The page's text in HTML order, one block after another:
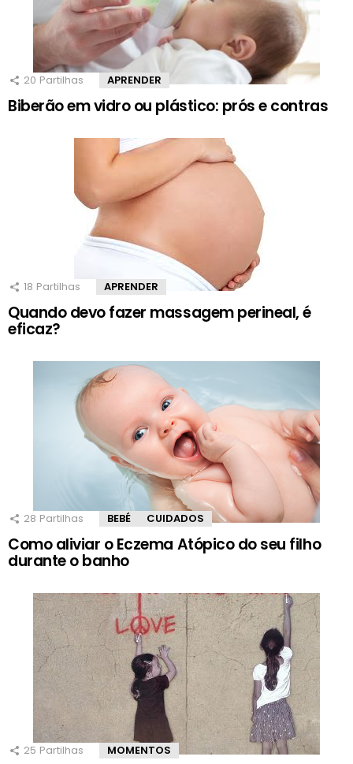
20 Partilhas APRENDER
Biberão em vidro ou plástico: prós e contras
18 Partilhas APRENDER
Quando devo fazer massagem perineal, é
eficaz?
28 Partilhas BEBÉ CUIDADOS
Como aliviar o Eczema Atópico do seu filho
durante o banho
25 Partilhas MOMENTOS